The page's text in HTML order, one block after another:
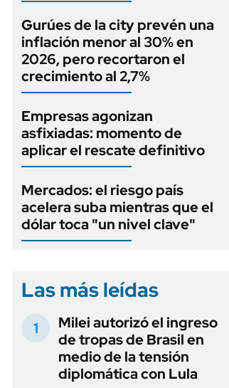
Gurúes de la city prevén una
inflación menor al 30% en
2026, pero recortaron el
crecimiento al 2,7%
Empresas agonizan
asfixiadas: momento de
aplicar el rescate definitivo
Mercados: el riesgo país
acelera suba mientras que el
dólar toca "un nivel clave"
Las más leídas
Milei autorizó el ingreso
de tropas de Brasil en
medio de la tensión
diplomática con Lula